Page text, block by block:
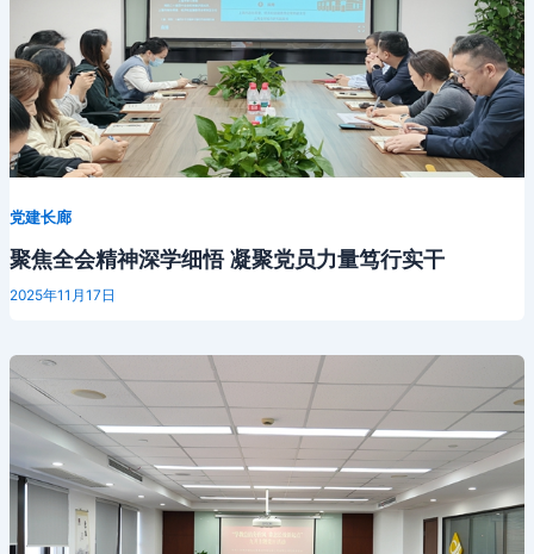
党建长廊
聚焦全会精神深学细悟 凝聚党员力量笃行实干
2025年11月17日